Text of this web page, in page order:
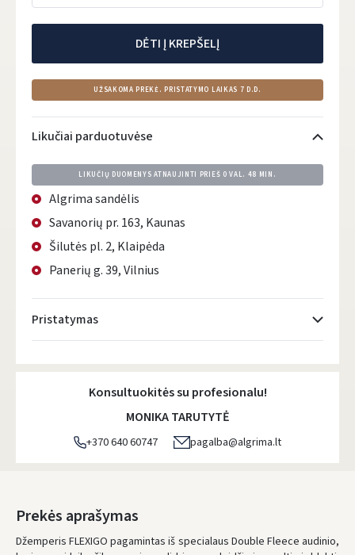
DĖTI Į KREPŠELĮ
UŽSAKOMA PREKĖ. PRISTATYMO LAIKAS 7 D.D.
Likučiai parduotuvėse
LIKUČIŲ DUOMENYS ATNAUJINTI PRIEŠ 0 VAL. 48 MIN.
Algrima sandėlis
Savanorių pr. 163, Kaunas
Šilutės pl. 2, Klaipėda
Panerių g. 39, Vilnius
Pristatymas
Atsiėmimo taškai- 0.00 €
DPD kurjeris- 5.00 €
DPD paštomatai- 4.00 €
UŽSAKYMUS NUO80 € PRISTATOME NEMOKAMAI!
IKI NEMOKAMO PRISTATYMO TRŪKSTA:80 €
Konsultuokitės su profesionalu!
MONIKA TARUTYTĖ
+370 640 60747 pagalba@algrima.lt
Prekės aprašymas
Džemperis FLEXIGO pagamintas iš specialaus Double Fleece audinio,